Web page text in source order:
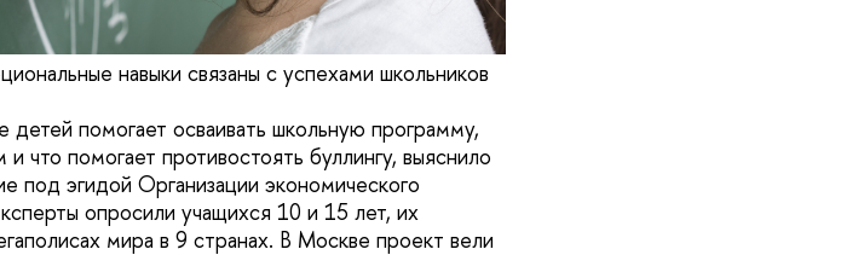
навыки связаны с успехами школьников
помогает осваивать школьную программу,
что помогает противостоять буллингу, выяснило
эгидой Организации экономического
опросили учащихся 10 и 15 лет, их
мира в 9 странах. В Москве проект вели